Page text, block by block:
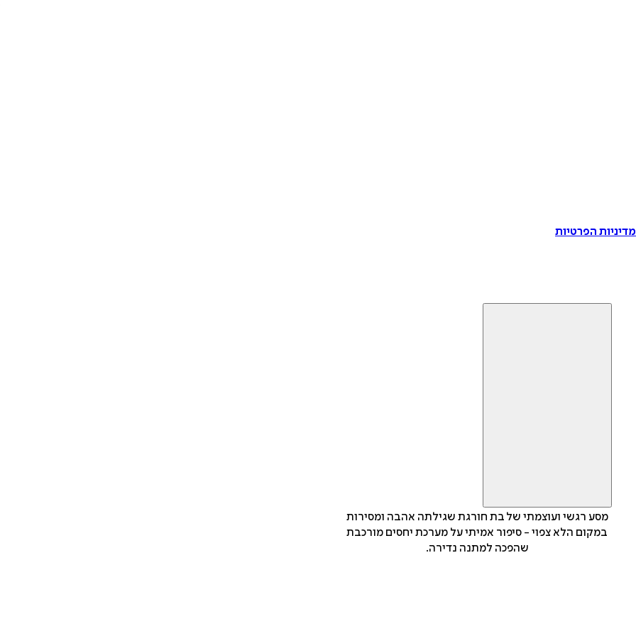
הפרטיות
מסע רגשי ועוצמתי של בת חורגת שגילתה אהבה ומסירות
במקום הלא צפוי - סיפור אמיתי על מערכת יחסים מורכבת
שהפכה למתנה נדירה.